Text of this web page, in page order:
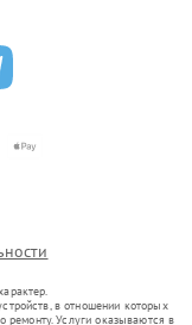
в отношении которых
Услуги оказываются в